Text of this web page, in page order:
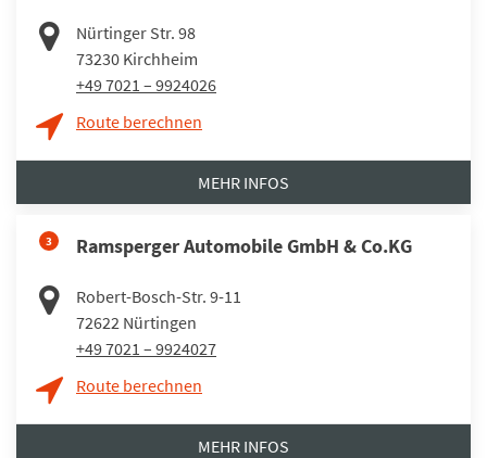
Nürtinger Str. 98
73230 Kirchheim
+49 7021 – 9924026
Route berechnen
MEHR INFOS
3 Ramsperger Automobile GmbH & Co.KG
Robert-Bosch-Str. 9-11
72622 Nürtingen
+49 7021 – 9924027
Route berechnen
MEHR INFOS